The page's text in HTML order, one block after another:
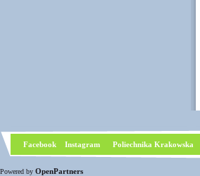
Facebook Instagram Poliechnika Krakowska
Powered by OpenPartners